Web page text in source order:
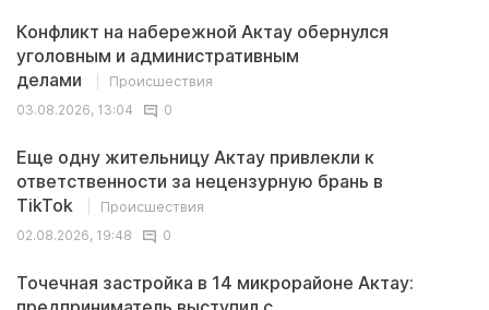
Конфликт на набережной Актау обернулся
уголовным и административным
делами
Происшествия
03.08.2026, 13:04
0
Еще одну жительницу Актау привлекли к
ответственности за нецензурную брань в
TikTok
Происшествия
02.08.2026, 19:48
0
Точечная застройка в 14 микрорайоне Актау: